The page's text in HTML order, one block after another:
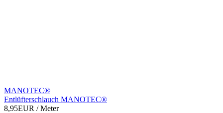
MANOTEC®
Entlüfterschlauch MANOTEC®
8,95EUR / Meter